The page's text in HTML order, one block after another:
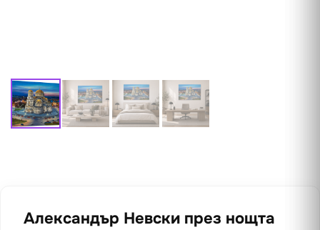
Александър Невски през нощта